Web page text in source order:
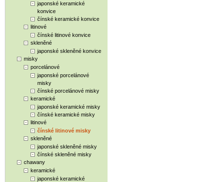
japonské keramické
konvice
čínské keramické konvice
litinové
čínské litinové konvice
skleněné
japonské skleněné konvice
misky
porcelánové
japonské porcelánové
misky
čínské porcelánové misky
keramické
japonské keramické misky
čínské keramické misky
litinové
čínské litinové misky
skleněné
japonské skleněné misky
čínské skleněné misky
chawany
keramické
japonské keramické